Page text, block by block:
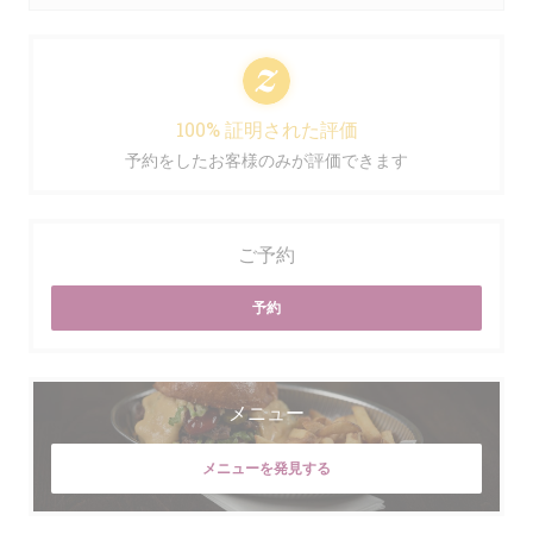
100% 証明された評価
予約をしたお客様のみが評価できます
ご予約
予約
メニュー
メニューを発見する